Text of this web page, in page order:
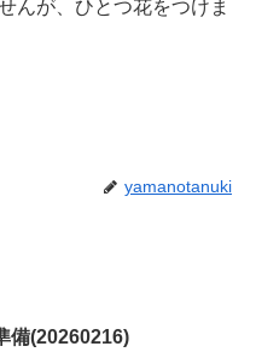
んが、ひとつ花をつけま
yamanotanuki
備(20260216)